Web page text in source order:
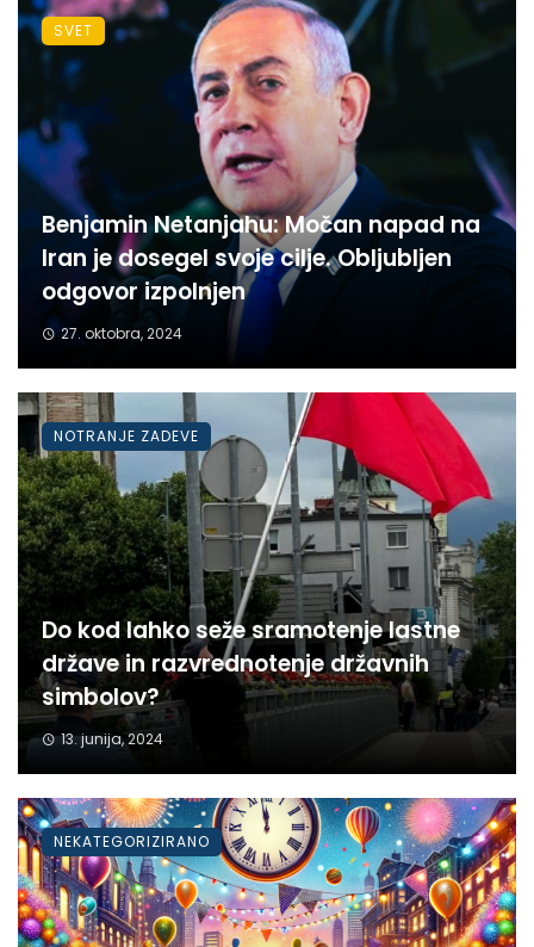
Benjamin Netanjahu: Močan napad na
Iran je dosegel svoje cilje. Obljubljen
odgovor izpolnjen
27. oktobra, 2024
SVET
Do kod lahko seže sramotenje lastne
države in razvrednotenje državnih
simbolov?
13. junija, 2024
NOTRANJE ZADEVE
NEKATEGORIZIRANO